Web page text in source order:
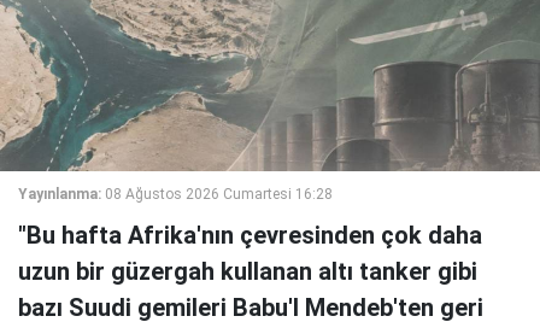
Yayınlanma: 08 Ağustos 2026 Cumartesi 16:28
"Bu hafta Afrika'nın çevresinden çok daha
uzun bir güzergah kullanan altı tanker gibi
bazı Suudi gemileri Babu'l Mendeb'ten geri